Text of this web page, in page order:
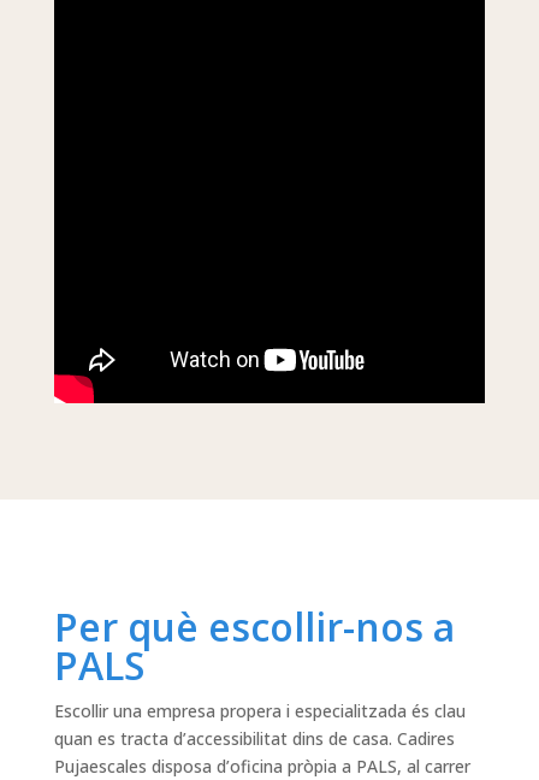
Per què escollir-nos a
PALS
Escollir una empresa propera i especialitzada és clau
quan es tracta d’accessibilitat dins de casa. Cadires
Pujaescales disposa d’oficina pròpia a PALS, al carrer